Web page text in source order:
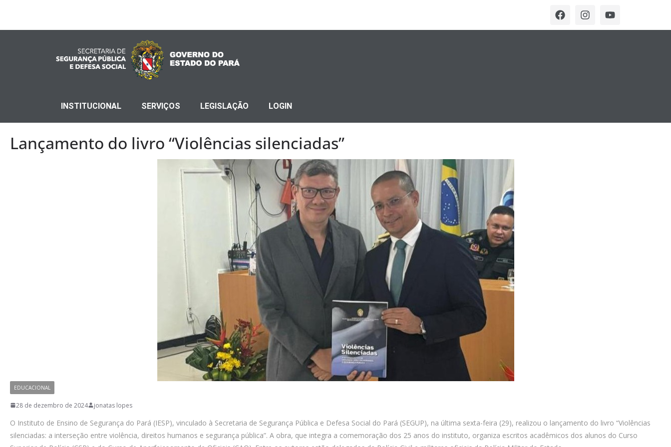
INSTITUCIONAL SERVIÇOS LEGISLAÇÃO LOGIN
Lançamento do livro “Violências silenciadas”
EDUCACIONAL
28 de dezembro de 2024 jonatas lopes
O Instituto de Ensino de Segurança do Pará (IESP), vinculado à Secretaria de Segurança Pública e Defesa Social do Pará (SEGUP), na última sexta-feira (29), realizou o lançamento do livro “Violências
silenciadas: a interseção entre violência, direitos humanos e segurança pública”. A obra, que integra a comemoração dos 25 anos do instituto, organiza escritos acadêmicos dos alunos do Curso